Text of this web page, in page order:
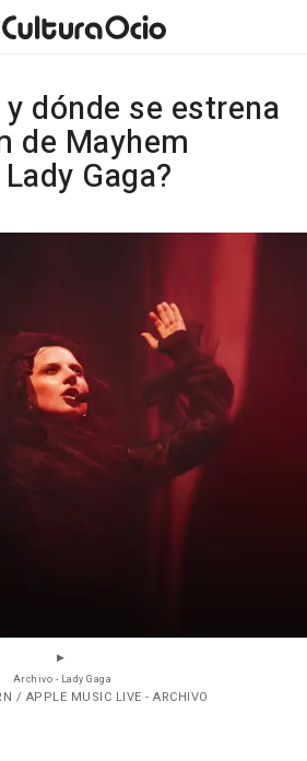
dónde se estrena
de Mayhem
Gaga?
Archivo - Lady Gaga
/ APPLE MUSIC LIVE - ARCHIVO